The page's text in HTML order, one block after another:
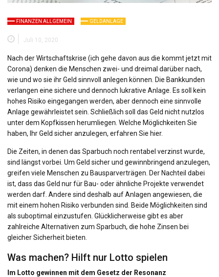
FINANZEN ALLGEMEIN GELDANLAGE
Juli 10, 2020
Nach der Wirtschaftskrise (ich gehe davon aus die kommt jetzt mit
Corona) denken die Menschen zwei- und dreimal darüber nach,
wie und wo sie ihr Geld sinnvoll anlegen können. Die Bankkunden
verlangen eine sichere und dennoch lukrative Anlage. Es soll kein
hohes Risiko eingegangen werden, aber dennoch eine sinnvolle
Anlage gewährleistet sein. Schließlich soll das Geld nicht nutzlos
unter dem Kopfkissen herumliegen. Welche Möglichkeiten Sie
haben, Ihr Geld sicher anzulegen, erfahren Sie hier.
Die Zeiten, in denen das Sparbuch noch rentabel verzinst wurde,
sind längst vorbei. Um Geld sicher und gewinnbringend anzulegen,
greifen viele Menschen zu Bausparverträgen. Der Nachteil dabei
ist, dass das Geld nur für Bau- oder ähnliche Projekte verwendet
werden darf. Andere sind deshalb auf Anlagen angewiesen, die
mit einem hohen Risiko verbunden sind. Beide Möglichkeiten sind
als suboptimal einzustufen. Glücklicherweise gibt es aber
zahlreiche Alternativen zum Sparbuch, die hohe Zinsen bei
gleicher Sicherheit bieten.
Was machen? Hilft nur Lotto spielen
Im Lotto gewinnen mit dem Gesetz der Resonanz